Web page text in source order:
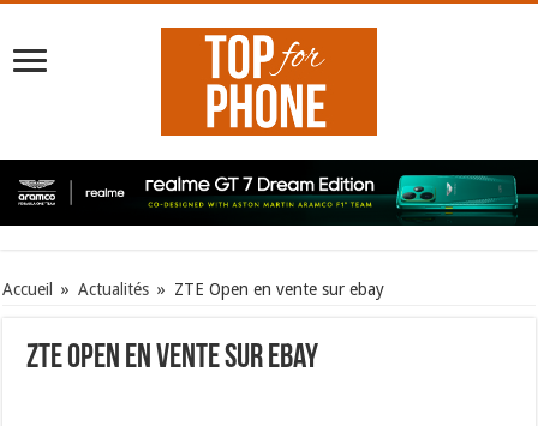
Accueil » Actualités » ZTE Open en vente sur ebay
ZTE Open en vente sur ebay